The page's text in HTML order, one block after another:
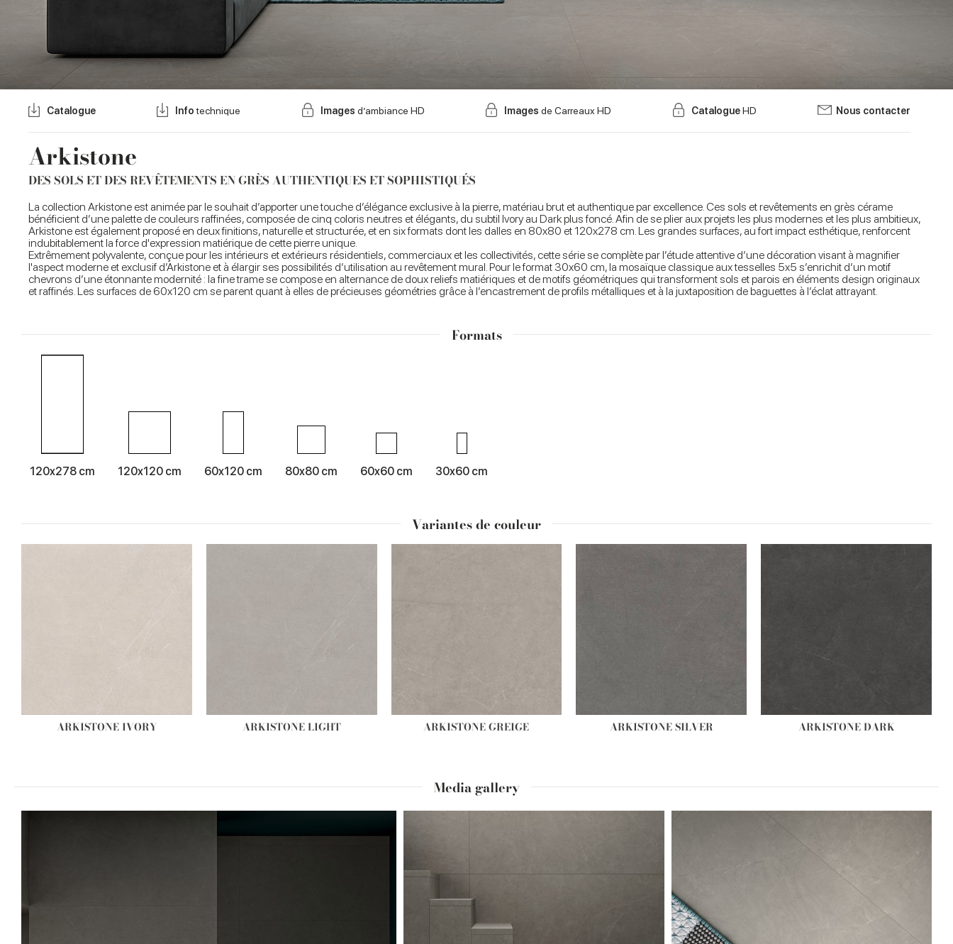
Arkistone
DES SOLS ET DES REVÊTEMENTS EN GRÈS AUTHENTIQUES ET SOPHISTIQUÉS
Catalogue Infotechnique Images d’ambiance HD Imagesde Carreaux HD CatalogueHD Nous contacter
La collection Arkistone est animée par le souhait d’apporter une touche d’élégance exclusive à la pierre, matériau brut et authentique par excellence. Ces sols et revêtements en grès cérame
bénéficient d’une palette de couleurs raffinées, composée de cinq coloris neutres et élégants, du subtil Ivory au Dark plus foncé. Afin de se plier aux projets les plus modernes et les plus ambitieux,
Arkistone est également proposé en deux finitions, naturelle et structurée, et en six formats dont les dalles en 80x80 et 120x278 cm. Les grandes surfaces, au fort impact esthétique, renforcent
indubitablement la force d'expression matiérique de cette pierre unique.
Extrêmement polyvalente, conçue pour les intérieurs et extérieurs résidentiels, commerciaux et les collectivités, cette série se complète par l’étude attentive d’une décoration visant à magnifier
l'aspect moderne et exclusif d’Arkistone et à élargir ses possibilités d’utilisation au revêtement mural. Pour le format 30x60 cm, la mosaïque classique aux tesselles 5x5 s’enrichit d’un motif
chevrons d’une étonnante modernité : la fine trame se compose en alternance de doux reliefs matiériques et de motifs géométriques qui transforment sols et parois en éléments design originaux
et raffinés. Les surfaces de 60x120 cm se parent quant à elles de précieuses géométries grâce à l’encastrement de profils métalliques et à la juxtaposition de baguettes à l’éclat attrayant.
Media gallery
Formats
120x278 cm 120x120 cm 60x120 cm 80x80 cm 60x60 cm 30x60 cm
Variantes de couleur
ARKISTONE IVORY ARKISTONE LIGHT ARKISTONE GREIGE ARKISTONE SILVER ARKISTONE DARK